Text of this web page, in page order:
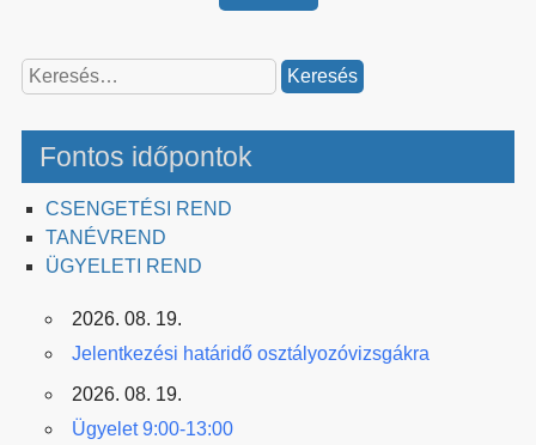
Keresés:
Fontos időpontok
CSENGETÉSI REND
TANÉVREND
ÜGYELETI REND
2026. 08. 19.
Jelentkezési határidő osztályozóvizsgákra
2026. 08. 19.
Ügyelet 9:00-13:00